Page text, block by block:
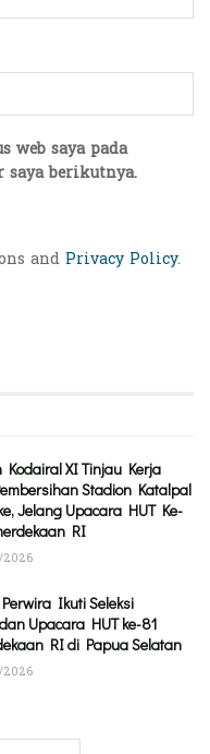
web saya pada
berikutnya.
and Privacy Policy.
Kodairal XI Tinjau Kerja
Stadion Katalpal
Jelang Upacara HUT Ke-
RI
2026
Ikuti Seleksi
Upacara HUT ke-81
RI di Papua Selatan
2026